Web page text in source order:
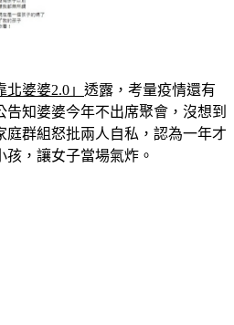
北婆婆2.0」 透露，考量疫情還有
知婆婆今年不出席聚會，沒想到
庭群組怒批兩人自私，認為一年才
孩，讓女子當場氣炸。